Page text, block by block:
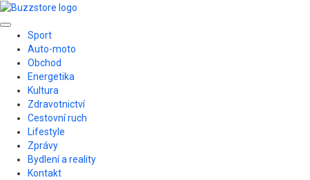
Skip
content
Primary
Menu
Sport
Auto-moto
Obchod
Energetika
Kultura
Zdravotnictví
Cestovní ruch
Lifestyle
Zprávy
Bydlení a reality
Kontakt